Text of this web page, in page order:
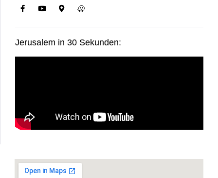
Jerusalem in 30 Sekunden: